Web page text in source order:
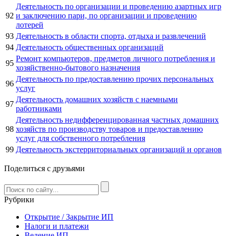
92
Деятельность по организации и проведению азартных игр
и заключению пари, по организации и проведению
лотерей
93 Деятельность в области спорта, отдыха и развлечений
94 Деятельность общественных организаций
95
Ремонт компьютеров, предметов личного потребления и
хозяйственно-бытового назначения
96
Деятельность по предоставлению прочих персональных
услуг
97
Деятельность домашних хозяйств с наемными
работниками
98
Деятельность недифференцированная частных домашних
хозяйств по производству товаров и предоставлению
услуг для собственного потребления
99 Деятельность экстерриториальных организаций и органов
Поделиться с друзьями
Рубрики
Открытие / Закрытие ИП
Налоги и платежи